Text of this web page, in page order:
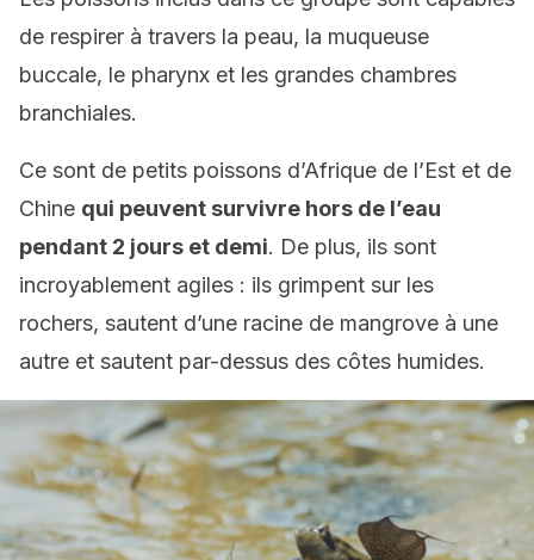
de respirer à travers la peau, la muqueuse
buccale, le pharynx et les grandes chambres
branchiales.
Ce sont de petits poissons d’Afrique de l’Est et de
Chine qui peuvent survivre hors de l’eau
pendant 2 jours et demi. De plus, ils sont
incroyablement agiles : ils grimpent sur les
rochers, sautent d’une racine de mangrove à une
autre et sautent par-dessus des côtes humides.